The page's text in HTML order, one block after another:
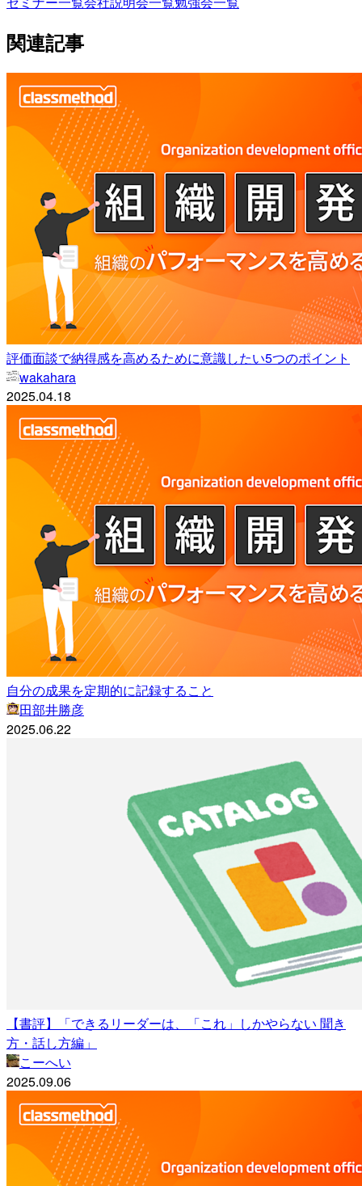
関連記事
評価面談で納得感を高めるために意識したい5つのポイント
wakahara
2025.04.18
自分の成果を定期的に記録すること
田部井勝彦
2025.06.22
【書評】「できるリーダーは、「これ」しかやらない 聞き
方・話し方編」
こーへい
2025.09.06